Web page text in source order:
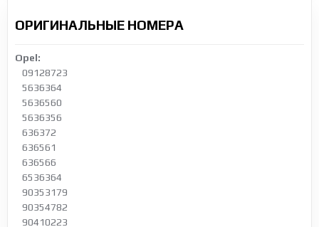
ОРИГИНАЛЬНЫЕ НОМЕРА
Opel:
09128723
5636364
5636560
5636356
636372
636561
636566
6536364
90353179
90354782
90410223